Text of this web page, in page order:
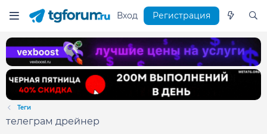
Вход Регистрация
Теги
телеграм дрейнер